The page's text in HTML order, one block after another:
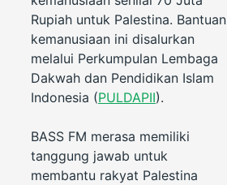
Rupiah untuk Palestina. Bantuan
kemanusiaan ini disalurkan
melalui Perkumpulan Lembaga
Dakwah dan Pendidikan Islam
Indonesia (PULDAPII).
BASS FM merasa memiliki
tanggung jawab untuk
membantu rakyat Palestina